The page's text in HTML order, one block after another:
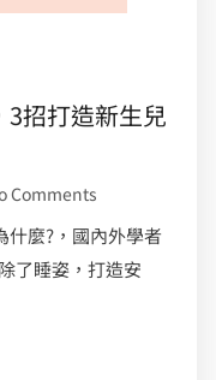
招打造新生兒
Comments
什麼?，國內外學者
了睡姿，打造安